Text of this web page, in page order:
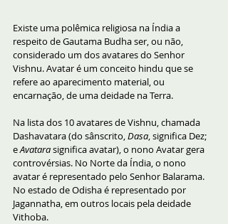
Existe uma polêmica religiosa na Índia a
respeito de Gautama Budha ser, ou não,
considerado um dos avatares do Senhor
Vishnu. Avatar é um conceito hindu que se
refere ao aparecimento material, ou
encarnação, de uma deidade na Terra.
Na lista dos 10 avatares de Vishnu, chamada
Dashavatara (do sânscrito, Dasa, significa Dez;
e Avatara significa avatar), o nono Avatar gera
controvérsias. No Norte da Índia, o nono
avatar é representado pelo Senhor Balarama.
No estado de Odisha é representado por
Jagannatha, em outros locais pela deidade
Vithoba.